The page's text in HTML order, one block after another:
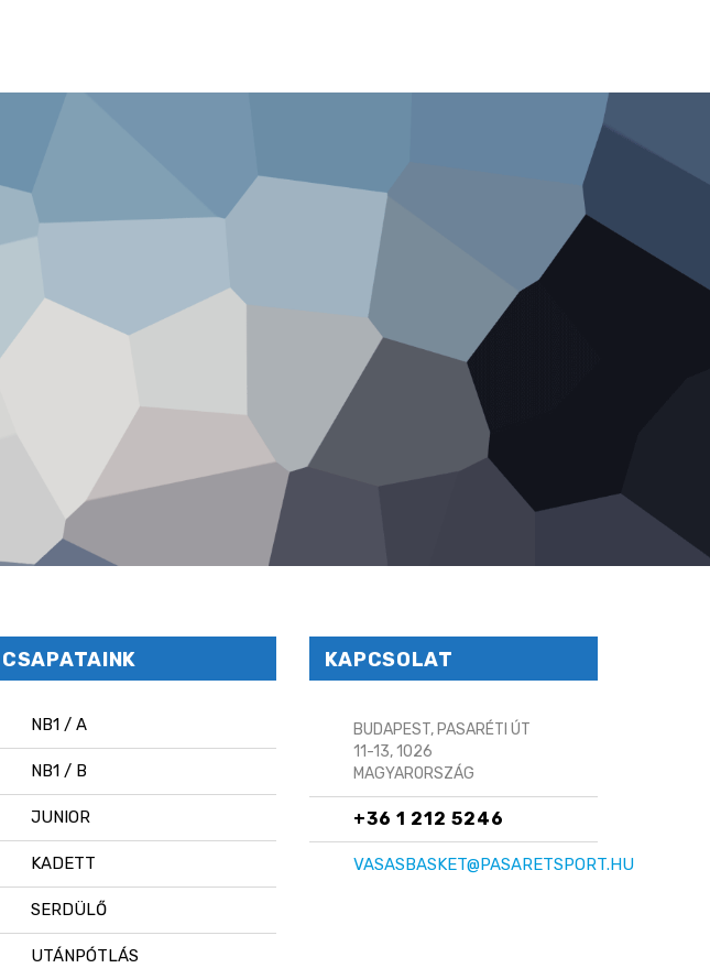
CSAPATAINK
NB1 / A
NB1 / B
JUNIOR
KADETT
SERDÜLŐ
UTÁNPÓTLÁS
KAPCSOLAT
BUDAPEST, PASARÉTI ÚT
11-13, 1026
MAGYARORSZÁG
+36 1 212 5246
VASASBASKET@PASARETSPORT.HU